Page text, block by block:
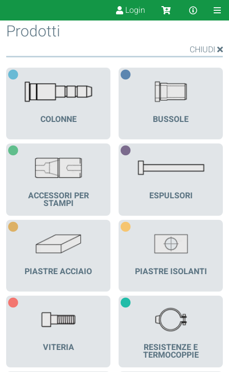
Login
Prodotti
CHIUDI
COLONNE BUSSOLE
ACCESSORI PER
STAMPI
ESPULSORI
PIASTRE ACCIAIO PIASTRE ISOLANTI
VITERIA RESISTENZE E
TERMOCOPPIE